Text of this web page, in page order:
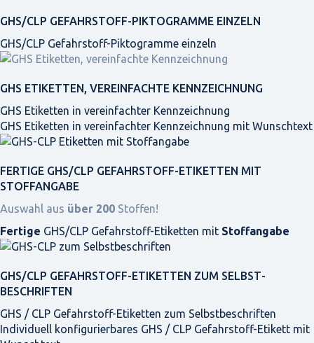
GHS/CLP GEFAHRSTOFF-PIKTOGRAMME EINZELN
GHS/CLP Gefahrstoff-Piktogramme einzeln
GHS ETIKETTEN, VEREINFACHTE KENNZEICHNUNG
GHS Etiketten in vereinfachter Kennzeichnung
GHS Etiketten in vereinfachter Kennzeichnung mit Wunschtext
FERTIGE GHS/CLP GEFAHRSTOFF-ETIKETTEN MIT
STOFFANGABE
Auswahl aus über 200 Stoffen!
Fertige GHS/CLP Gefahrstoff-Etiketten mit Stoffangabe
GHS/CLP GEFAHRSTOFF-ETIKETTEN ZUM SELBST­
BESCHRIFTEN
GHS / CLP Gefahrstoff-Etiketten zum Selbstbeschriften
Individuell konfigurierbares GHS / CLP Gefahrstoff-Etikett mit